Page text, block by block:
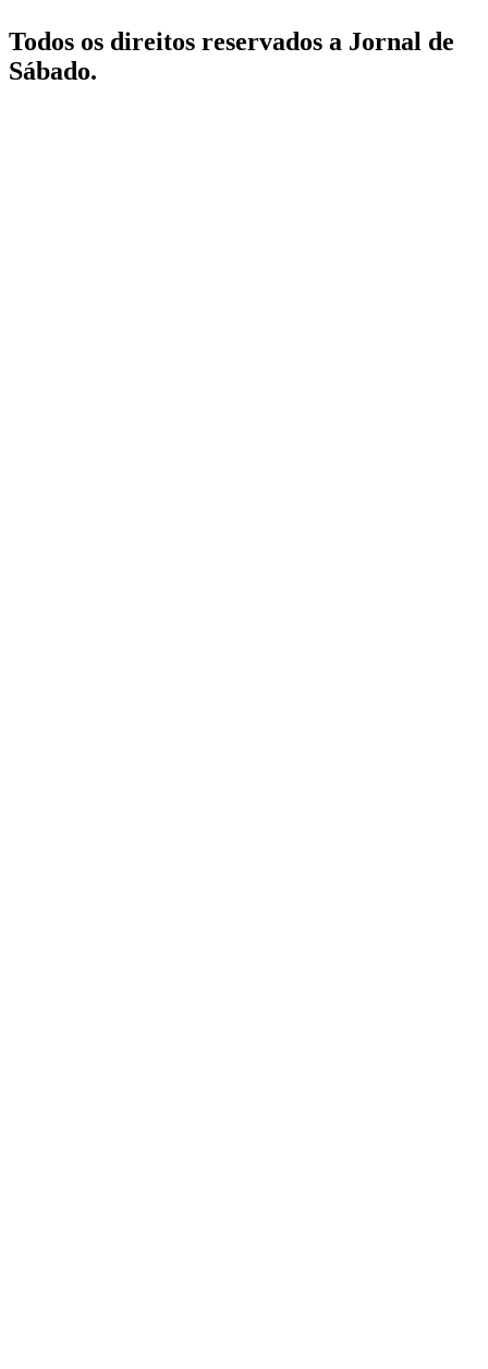
Todos os direitos reservados a Jornal de
Sábado.